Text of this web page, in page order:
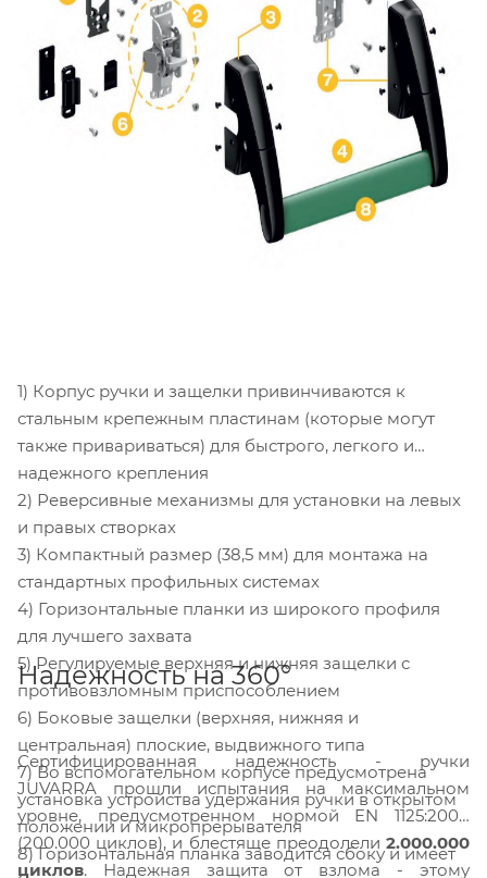
1) Корпус ручки и защелки привинчиваются к
стальным крепежным пластинам (которые могут
также привариваться) для быстрого, легкого и
надежного крепления
2) Реверсивные механизмы для установки на левых
и правых створках
3) Компактный размер (38,5 мм) для монтажа на
стандартных профильных системах
4) Горизонтальные планки из широкого профиля
для лучшего захвата
5) Регулируемые верхняя и нижняя защелки с
противовзломным приспособлением
6) Боковые защелки (верхняя, нижняя и
центральная) плоские, выдвижного типа
7) Во вспомогательном корпусе предусмотрена
установка устройства удержания ручки в открытом
положении и микропрерывателя
8) Горизонтальная планка заводится сбоку и имеет
Надежность на 360°
Сертифицированная надежность - ручки
JUVARRA прошли испытания на максимальном
уровне, предусмотренном нормой EN 1125:2008
(200.000 циклов), и блестяще преодолели 2.000.000
циклов. Надежная защита от взлома - этому